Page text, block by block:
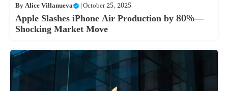
ByAlice Villanueva |October 25, 2025
Apple Slashes iPhone Air Production by 80%—
Shocking Market Move